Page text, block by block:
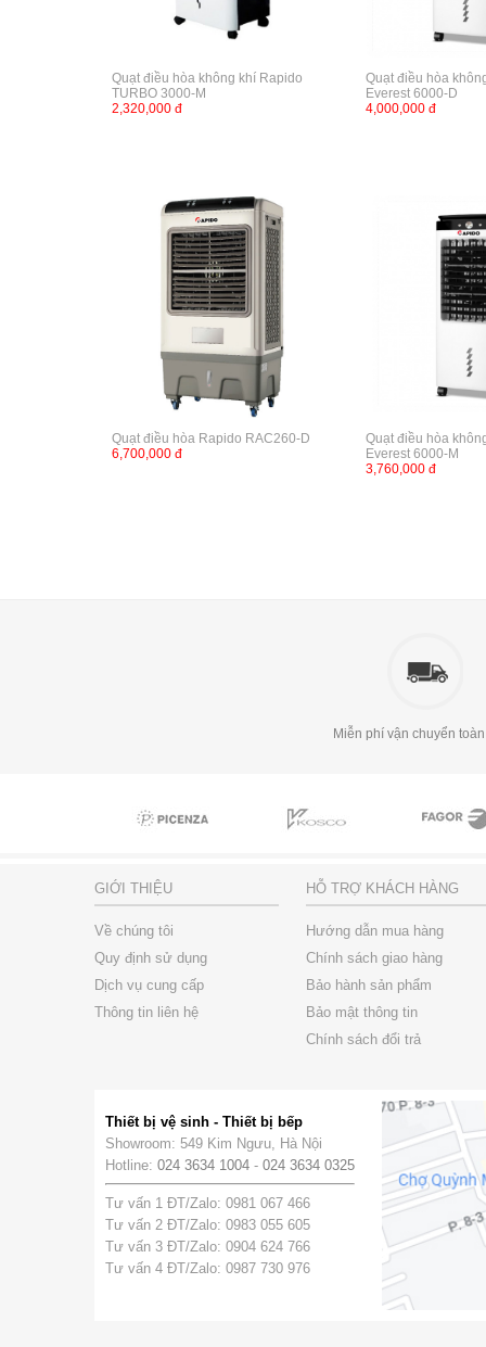
Quạt điều hòa không khí Rapido
TURBO 3000-M
2,320,000 đ
Quạt điều hòa
Everest 6000-D
4,000,000 đ
Quạt điều hòa Rapido RAC260-D
6,700,000 đ
Quạt điều hòa
Everest 6000-M
3,760,000 đ
Miễn phí vận chuyển
GIỚI THIỆU
Về chúng tôi
Quy định sử dụng
Dịch vụ cung cấp
Thông tin liên hệ
HỖ TRỢ KHÁCH HÀNG
Hướng dẫn mua hàng
Chính sách giao hàng
Bảo hành sản phẩm
Bảo mật thông tin
Chính sách đổi trả
Thiết bị vệ sinh - Thiết bị bếp
Showroom: 549 Kim Ngưu, Hà Nội
Hotline: 024 3634 1004 - 024 3634 0325
Tư vấn 1 ĐT/Zalo: 0981 067 466
Tư vấn 2 ĐT/Zalo: 0983 055 605
Tư vấn 3 ĐT/Zalo: 0904 624 766
Tư vấn 4 ĐT/Zalo: 0987 730 976